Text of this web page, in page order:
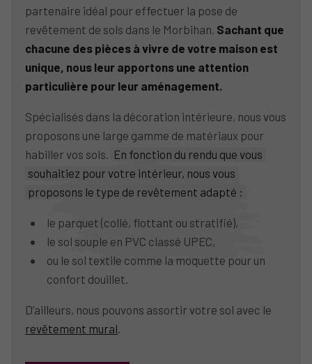
partenaire idéal pour effectuer la pose de
revêtement de sols dans le Morbihan. Sachant que
chacune des pièces à vivre de votre maison est
unique, nous leur apportons une attention
particulière pour leur aménagement.
Spécialisés dans la décoration intérieure, nous vous
proposons une large gamme de matériaux pour
habiller vos sols. En fonction du rendu que vous
souhaitiez pour votre intérieur, nous vous
proposons le type de revêtement adapté :
le parquet (collé, flottant ou stratifié),
le sol souple en PVC classé UPEC,
ou le sol textile comme la moquette pour un
confort douillet.
D’ailleurs, nous pouvons assortir votre sol avec le
revêtement mural.